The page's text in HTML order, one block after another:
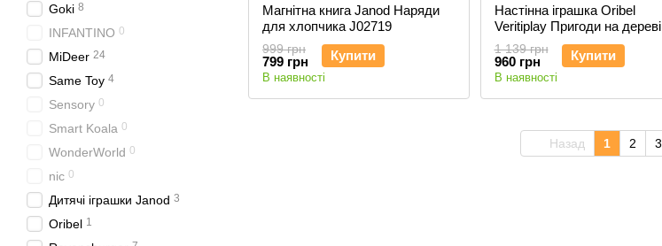
Магнітна книга Janod Наряди
для хлопчика J02719
999 грн
799 грн Купити
В наявності
Настінна іграшка Oribel
Veritiplay Пригоди на дереві
OR815-90001
1 139 грн
960 грн Купити
В наявності
Назад 1 2 3
Goki 8
INFANTINO 0
MiDeer 24
Same Toy 4
Sensory 0
Smart Koala 0
WonderWorld 0
nic 0
Дитячі іграшки Janod 3
Oribel 1